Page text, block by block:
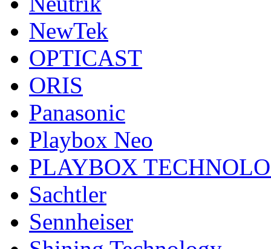
NewTek
OPTICAST
ORIS
Panasonic
Playbox Neo
PLAYBOX
Sachtler
Sennheiser